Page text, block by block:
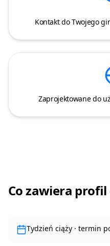
Kontakt do Twojego
Zaprojektowane do
Co zawiera
Tydzień ciąży · termin